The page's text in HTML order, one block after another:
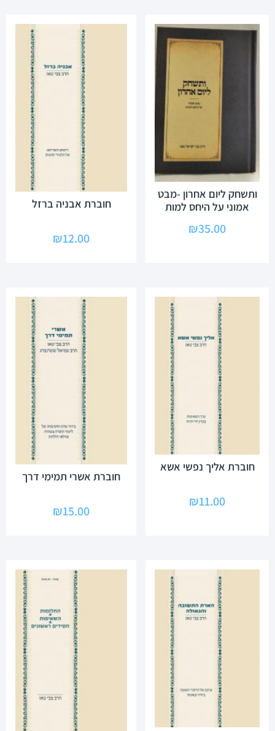
ותשחק ליום אחרון -מבט
אמוני על היחס למות
₪35.00
חוברת אבניה ברזל
₪12.00
חוברת אליך נפשי אשא
₪11.00
חוברת אשרי תמימי דרך
₪15.00